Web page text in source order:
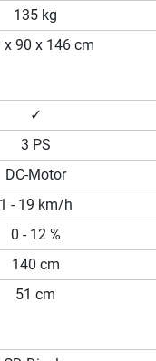
135 kg
x 90 x 146 cm
✓
3 PS
DC-Motor
1 - 19 km/h
0 - 12 %
140 cm
51 cm